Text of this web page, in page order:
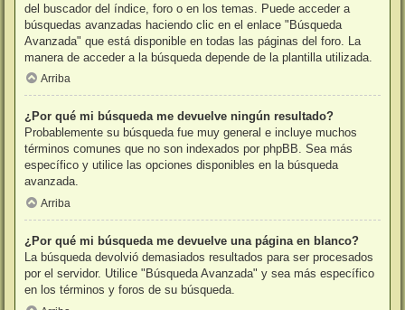
del buscador del índice, foro o en los temas. Puede acceder a
búsquedas avanzadas haciendo clic en el enlace "Búsqueda
Avanzada" que está disponible en todas las páginas del foro. La
manera de acceder a la búsqueda depende de la plantilla utilizada.
Arriba
¿Por qué mi búsqueda me devuelve ningún resultado?
Probablemente su búsqueda fue muy general e incluye muchos
términos comunes que no son indexados por phpBB. Sea más
específico y utilice las opciones disponibles en la búsqueda
avanzada.
Arriba
¿Por qué mi búsqueda me devuelve una página en blanco?
La búsqueda devolvió demasiados resultados para ser procesados
por el servidor. Utilice "Búsqueda Avanzada" y sea más específico
en los términos y foros de su búsqueda.